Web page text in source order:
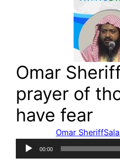
Omar
prayer of
have fear
Omar Sheriff
Audio
Player
00:00